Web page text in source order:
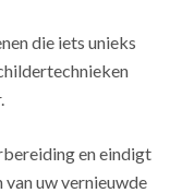
die iets unieks
en eindigt
uw vernieuwde